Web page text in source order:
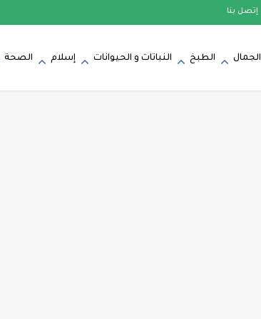
إتصل بنا
الجمال الطبخ النباتات و الحيوانات إسلام الصحة